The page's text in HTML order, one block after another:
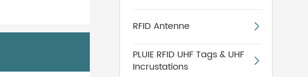
RFID Antenne 
PLUIE RFID UHF Tags & UHF
Incrustations
